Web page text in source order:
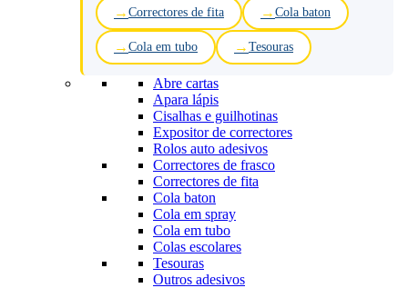
Correctores de fita Cola baton
Cola em tubo Tesouras
Abre cartas
Apara lápis
Cisalhas e guilhotinas
Expositor de correctores
Rolos auto adesivos
Correctores de frasco
Correctores de fita
Cola baton
Cola em spray
Cola em tubo
Colas escolares
Tesouras
Outros adesivos